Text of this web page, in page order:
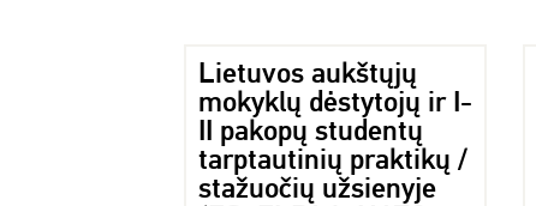
Lietuvos aukštųjų
mokyklų dėstytojų ir I-
II pakopų studentų
tarptautinių praktikų /
stažuočių užsienyje